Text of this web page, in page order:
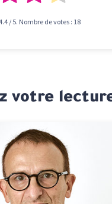
/ 5. Nombre de votes : 18
votre